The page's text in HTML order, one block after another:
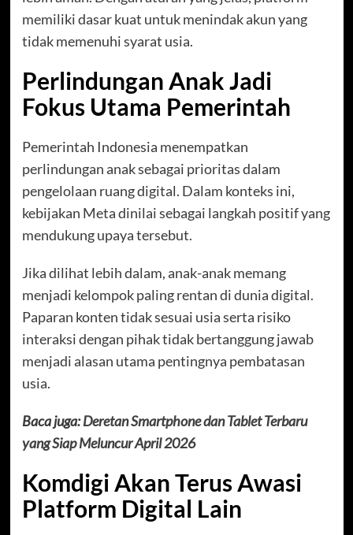
memiliki dasar kuat untuk menindak akun yang
tidak memenuhi syarat usia.
Perlindungan Anak Jadi
Fokus Utama Pemerintah
Pemerintah Indonesia menempatkan
perlindungan anak sebagai prioritas dalam
pengelolaan ruang digital. Dalam konteks ini,
kebijakan Meta dinilai sebagai langkah positif yang
mendukung upaya tersebut.
Jika dilihat lebih dalam, anak-anak memang
menjadi kelompok paling rentan di dunia digital.
Paparan konten tidak sesuai usia serta risiko
interaksi dengan pihak tidak bertanggung jawab
menjadi alasan utama pentingnya pembatasan
usia.
Baca juga:Deretan Smartphone dan Tablet Terbaru
yang Siap Meluncur April 2026
Komdigi Akan Terus Awasi
Platform Digital Lain